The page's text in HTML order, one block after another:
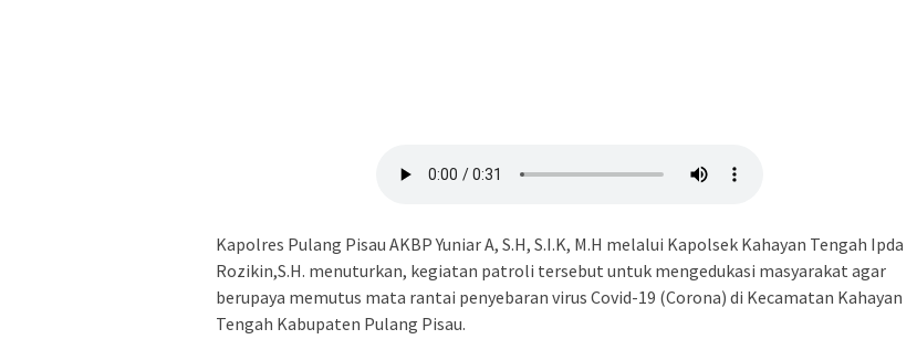
Kapolres Pulang Pisau AKBP Yuniar A, S.H, S.I.K, M.H melalui Kapolsek Kahayan Tengah Ipda
Rozikin,S.H. menuturkan, kegiatan patroli tersebut untuk mengedukasi masyarakat agar
berupaya memutus mata rantai penyebaran virus Covid-19 (Corona) di Kecamatan Kahayan
Tengah Kabupaten Pulang Pisau.